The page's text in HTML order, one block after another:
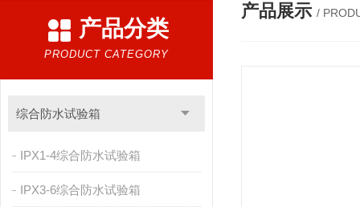
产品分类
PRODUCT CATEGORY
综合防水试验箱
IPX1-4综合防水试验箱
IPX3-6综合防水试验箱
产品展示 /